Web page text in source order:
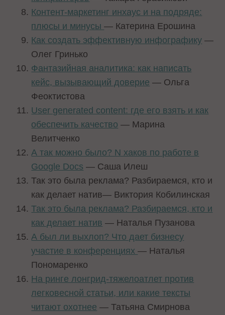
Контент-маркетинг инхаус и на подряде:
плюсы и минусы— Катерина Ерошина
Как создать эффективную инфографику —
Олег Гринько
Фантазийная аналитика: как написать
кейс, вызывающий доверие — Ольга
Феоктистова
User generated content: где его взять и как
обеспечить качество — Марина
Велитченко
А так можно было? N хаков по работе в
Google Docs — Саша Илеш
Так это была реклама? Разбираемся, кто и
как делает натив— Виктория Кобилинская
Так это была реклама? Разбираемся, кто и
как делает натив — Наталья Пузанова
А был ли выхлоп? Что дает бизнесу
участие в конференциях— Наталья
Пономаренко
На ринге лонгрид-тяжелоатлет против
легковесной статьи, или какие тексты
читают охотнее — Татьяна Смирнова